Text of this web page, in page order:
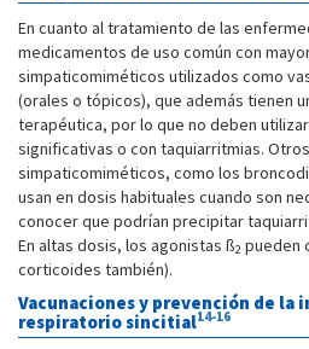
En cuanto al tratamiento de las
medicamentos de uso común con
simpaticomiméticos utilizados como
(orales o tópicos), que además tienen
terapéutica, por lo que no deben
significativas o con taquiarritmias.
simpaticomiméticos, como los
usan en dosis habituales cuando son
conocer que podrían precipitar
En altas dosis, los agonistas ß2 pueden
corticoides también).
Vacunaciones y prevención de la
respiratorio sincitial14-16